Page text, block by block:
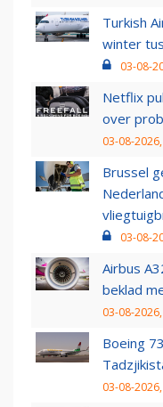
Turkish
winter
03-08-
Netflix
over
03-08-
Brussel
03-08-
Airbus
beklad
03-08-
Boeing
03-08-